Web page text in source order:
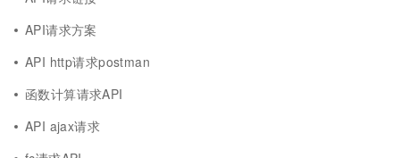
API请求方案
API http请求postman
函数计算请求API
API ajax请求